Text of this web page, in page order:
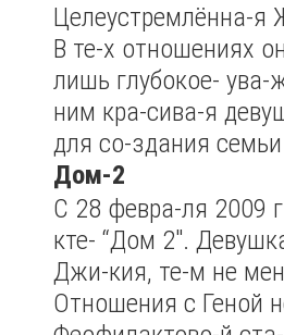
Целеустремлённа-я
В те-х отношениях
лишь глубокое-
ним кра-сива-я
для со-здания
Дом-2
С 28 февра-ля 2009
кте- “Дом 2″.
Джи-кия, те-м не
Отношения с Геной